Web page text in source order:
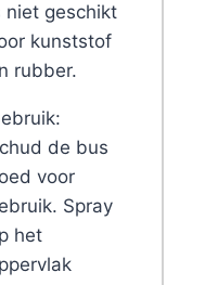
niet geschikt
kunststof
rubber.
de bus
voor
Spray
het